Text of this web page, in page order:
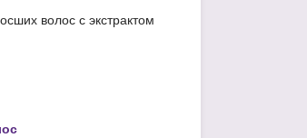
волос с экстрактом